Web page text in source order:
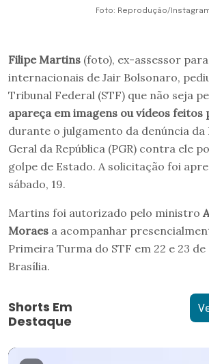
Foto: Reprodução/
Filipe Martins (foto), ex-assessor
internacionais de Jair Bolsonaro,
Tribunal Federal (STF) que não seja
apareça em imagens ou vídeos
durante o julgamento da denúncia
Geral da República (PGR) contra ele
golpe de Estado. A solicitação foi
sábado, 19.
Martins foi autorizado pelo ministro
Moraes a acompanhar
Primeira Turma do STF em 22 e 23 de
Brasília.
Shorts Em
Destaque